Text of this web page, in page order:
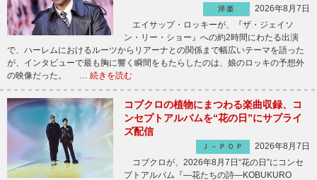
洋楽
2026年8月7日
エイサップ・ロッキーが、『ザ・ジェイソ
ン・リー・ショー』への約2時間にわたる出演
で、ハーレムにおけるルーツからリアーナとの関係まで幅広いテーマを語った
が、インタビューで最も胸に響く瞬間をもたらしたのは、娘のロッキの予想外
の映像だった。 … 続きを読む
コブクロの植物にまつわる楽曲収録、コ
ンセプトアルバムを“花の日”にサプライ
ズ配信
Ｊ－ＰＯＰ
2026年8月7日
コブクロが、2026年8月7日“花の日”にコンセ
プトアルバム『―花たちの詩―KOBUKURO